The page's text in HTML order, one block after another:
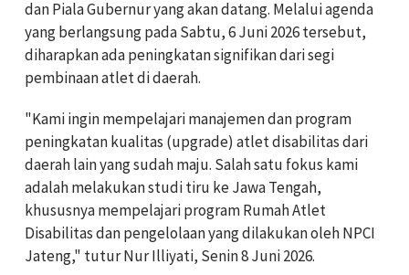
dan Piala Gubernur yang akan datang. Melalui agenda
yang berlangsung pada Sabtu, 6 Juni 2026 tersebut,
diharapkan ada peningkatan signifikan dari segi
pembinaan atlet di daerah.
"Kami ingin mempelajari manajemen dan program
peningkatan kualitas (upgrade) atlet disabilitas dari
daerah lain yang sudah maju. Salah satu fokus kami
adalah melakukan studi tiru ke Jawa Tengah,
khususnya mempelajari program Rumah Atlet
Disabilitas dan pengelolaan yang dilakukan oleh NPCI
Jateng," tutur Nur Illiyati, Senin 8 Juni 2026.